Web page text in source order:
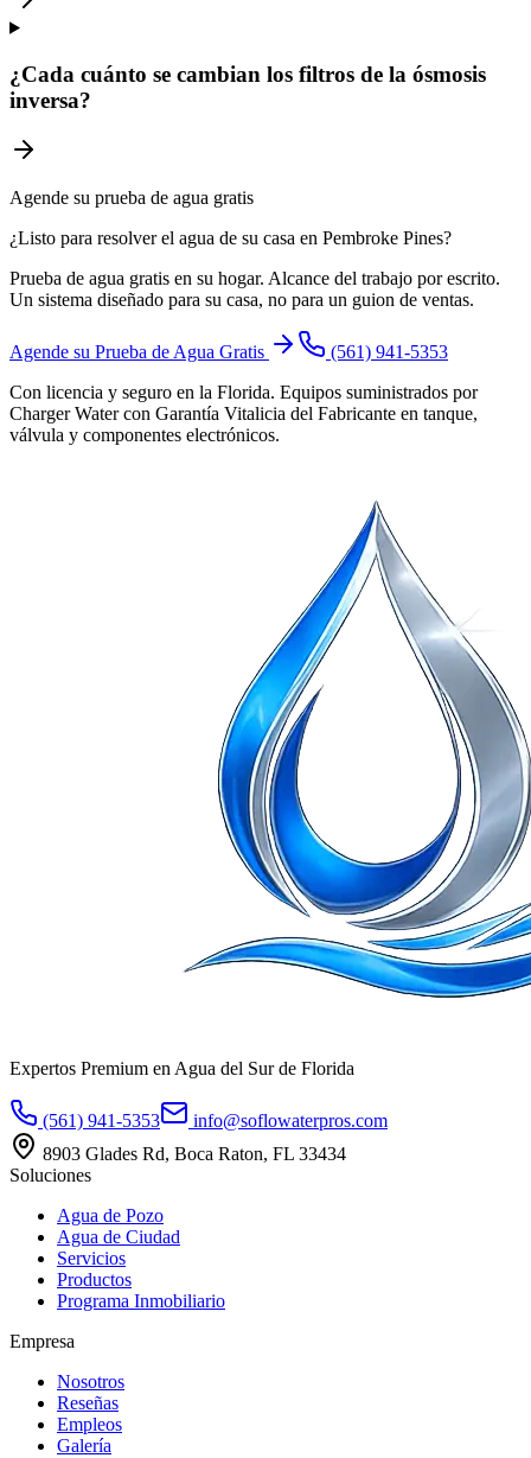
¿Cada cuánto se cambian los filtros de la ósmosis
inversa?
Agende su prueba de agua gratis
¿Listo para resolver el agua de su casa en Pembroke Pines?
Prueba de agua gratis en su hogar. Alcance del trabajo por escrito.
Un sistema diseñado para su casa, no para un guion de ventas.
Agende su Prueba de Agua Gratis
(561) 941-5353
Con licencia y seguro en la Florida. Equipos suministrados por
Charger Water con Garantía Vitalicia del Fabricante en tanque,
válvula y componentes electrónicos.
Expertos Premium en Agua del Sur de Florida
(561) 941-5353
info@soflowaterpros.com
8903 Glades Rd, Boca Raton, FL 33434
Soluciones
Agua de Pozo
Agua de Ciudad
Servicios
Productos
Programa Inmobiliario
Empresa
Nosotros
Reseñas
Empleos
Galería